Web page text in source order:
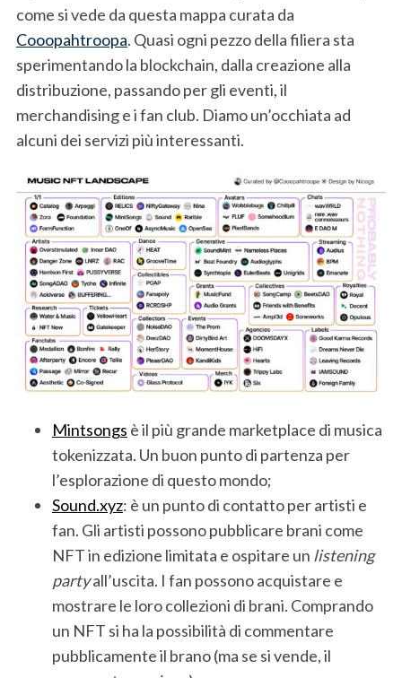
come si vede da questa mappa curata da
Cooopahtroopa. Quasi ogni pezzo della filiera sta
sperimentando la blockchain, dalla creazione alla
distribuzione, passando per gli eventi, il
merchandising e i fan club. Diamo un’occhiata ad
alcuni dei servizi più interessanti.
Mintsongs è il più grande marketplace di musica
tokenizzata. Un buon punto di partenza per
l’esplorazione di questo mondo;
Sound.xyz: è un punto di contatto per artisti e
fan. Gli artisti possono pubblicare brani come
NFT in edizione limitata e ospitare un listening
partyall’uscita. I fan possono acquistare e
mostrare le loro collezioni di brani. Comprando
un NFT si ha la possibilità di commentare
pubblicamente il brano (ma se si vende, il
e
a
r
c
f
o
r